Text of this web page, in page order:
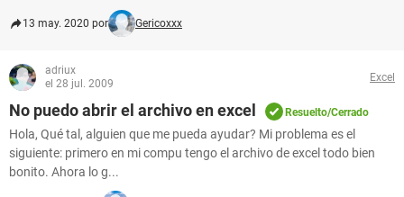
13 may. 2020 por Gericoxxx
adriux
el 28 jul. 2009
Excel
No puedo abrir el archivo en excel Resuelto/Cerrado
Hola, Qué tal, alguien que me pueda ayudar? Mi problema es el
siguiente: primero en mi compu tengo el archivo de excel todo bien
bonito. Ahora lo g...